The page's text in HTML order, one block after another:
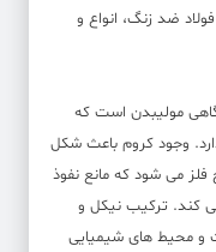
ضد زنگ، انواع و
گاهی مولیبدن است که
وجود کروم باعث شکل
می شود که مانع نفوذ
کند. ترکیب نیکل و
و محیط های شیمیایی